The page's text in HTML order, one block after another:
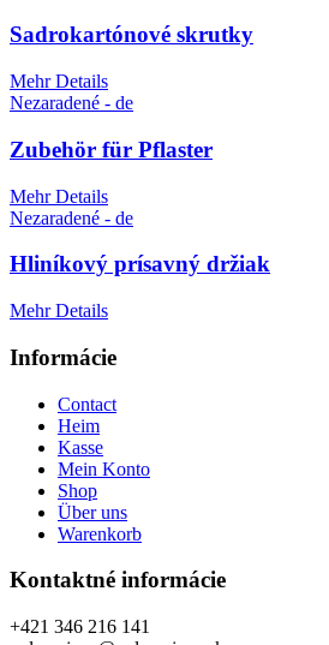
Sadrokartónové skrutky
Mehr Details
Nezaradené - de
Zubehör für Pflaster
Mehr Details
Nezaradené - de
Hliníkový prísavný držiak
Mehr Details
Informácie
Contact
Heim
Kasse
Mein Konto
Shop
Über uns
Warenkorb
Kontaktné informácie
+421 346 216 141